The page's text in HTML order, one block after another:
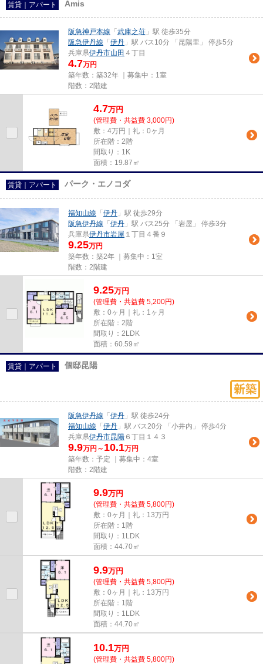
賃貸｜アパート Amis
阪急神戸本線 「 武庫之荘 」駅 徒歩35分
阪急伊丹線 「 伊丹 」駅 バス10分 「昆陽里」 停歩5分
兵庫県伊丹市山田 ４丁目
4.7万円
築年数：築32年 ｜募集中： 1室
階数：2階建
4.7万円
(管理費・共益費 3,000円)
敷：4万円｜礼：0ヶ月
所在階：2階
間取り：1K
面積：19.87㎡
賃貸｜アパート パーク・エノコダ
福知山線 「 伊丹 」駅 徒歩29分
阪急伊丹線 「 伊丹 」駅 バス25分 「岩屋」 停歩3分
兵庫県伊丹市岩屋 １丁目４番９
9.25万円
築年数：築2年 ｜募集中： 1室
階数：2階建
9.25万円
(管理費・共益費 5,200円)
敷：0ヶ月｜礼：1ヶ月
所在階：2階
間取り：2LDK
面積：60.59㎡
賃貸｜アパート 個邸昆陽
阪急伊丹線 「 伊丹 」駅 徒歩24分
福知山線 「 伊丹 」駅 バス20分 「小井内」 停歩4分
兵庫県伊丹市昆陽 ６丁目１４３
9.9万円～ 10.1万円
築年数：予定 ｜募集中： 4室
階数：2階建
9.9万円
(管理費・共益費 5,800円)
敷：0ヶ月｜礼：13万円
所在階：1階
間取り：1LDK
面積：44.70㎡
9.9万円
(管理費・共益費 5,800円)
敷：0ヶ月｜礼：13万円
所在階：1階
間取り：1LDK
面積：44.70㎡
10.1万円
(管理費・共益費 5,800円)